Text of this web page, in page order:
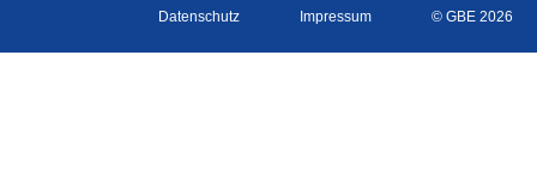
Datenschutz Impressum © GBE 2026